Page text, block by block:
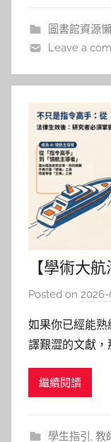
圖書館資源
Leave a
【學術大
手：從《人
Posted on
如果你已經能
譯艱澀的文獻，
期」。但隨著我
段的挑戰也隨
繼續閱讀
學生指引 , 教